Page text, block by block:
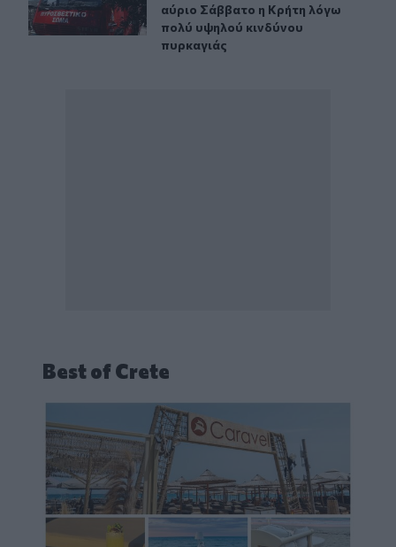
αύριο Σάββατο η Κρήτη λόγω
πολύ υψηλού κινδύνου
πυρκαγιάς
Best of Crete